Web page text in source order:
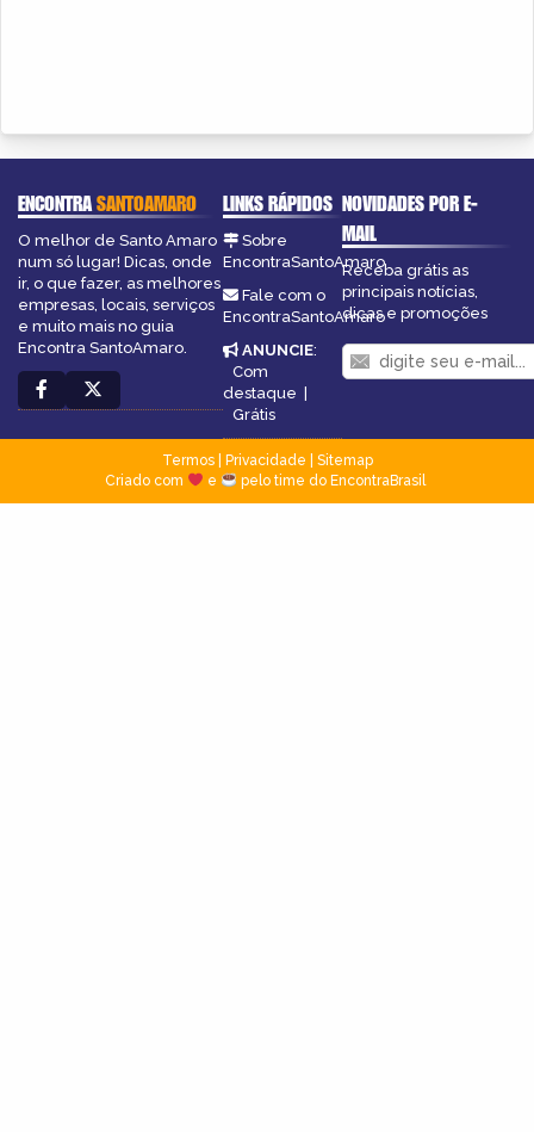
ENCONTRASANTOAMARO
O melhor de Santo Amaro
num só lugar! Dicas, onde
ir, o que fazer, as melhores
empresas, locais, serviços
e muito mais no guia
Encontra SantoAmaro.
LINKS RÁPIDOS
Sobre
EncontraSantoAmaro
Fale com o
EncontraSantoAmaro
ANUNCIE:
Com
destaque |
Grátis
NOVIDADES POR E-
MAIL
Receba grátis as
principais notícias,
dicas e promoções
Termos| Privacidade
Sitemap
Criado com
e pelo time do EncontraBrasil